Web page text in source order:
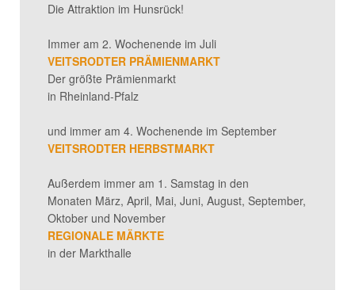
Die Attraktion im Hunsrück!
Immer am 2. Wochenende im Juli
VEITSRODTER PRÄMIENMARKT
Der größte Prämienmarkt
in Rheinland-Pfalz
und immer am 4. Wochenende im September
VEITSRODTER HERBSTMARKT
Außerdem immer am 1. Samstag in den
Monaten März, April, Mai, Juni, August, September,
Oktober und November
REGIONALE MÄRKTE
in der Markthalle